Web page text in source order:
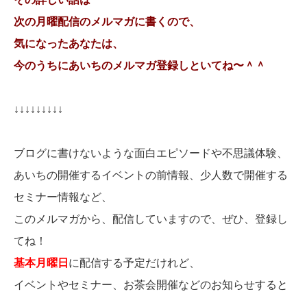
次の月曜配信のメルマガに書くので、
気になったあなたは、
今のうちにあいちのメルマガ登録しといてね〜＾＾
↓↓↓↓↓↓↓↓↓
ブログに書けないような面白エピソードや不思議体験、
あいちの開催するイベントの前情報、少人数で開催する
セミナー情報など、
このメルマガから、配信していますので、ぜひ、登録し
てね！
基本月曜日 に配信する予定だけれど、
イベントやセミナー、お茶会開催などのお知らせすると